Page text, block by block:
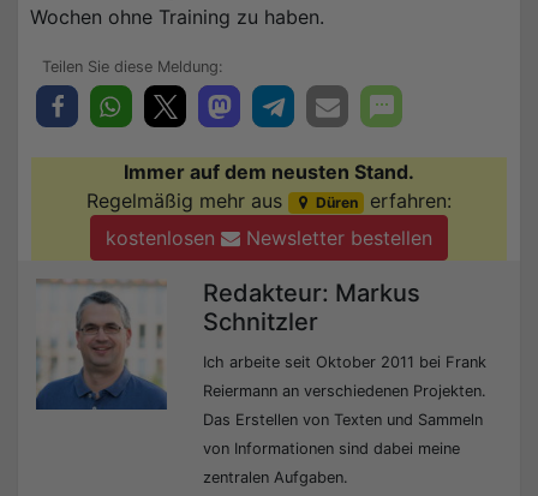
Wochen ohne Training zu haben.
Immer auf dem neusten Stand.
Regelmäßig mehr aus
Düren
erfahren:
kostenlosen
Newsletter bestellen
Redakteur: Markus
Schnitzler
Ich arbeite seit Oktober 2011 bei Frank
Reiermann an verschiedenen Projekten.
Das Erstellen von Texten und Sammeln
von Informationen sind dabei meine
zentralen Aufgaben.